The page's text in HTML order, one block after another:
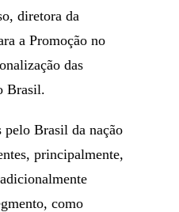
diretora da
a Promoção no
das
Brasil.
pelo Brasil da nação
principalmente,
como